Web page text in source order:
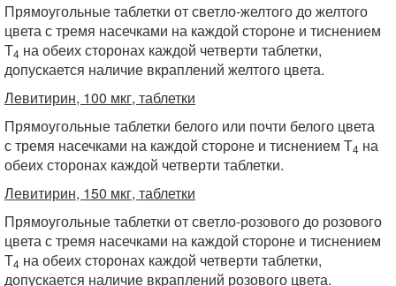
Прямоугольные таблетки от светло-желтого до желтого
цвета с тремя насечками на каждой стороне и тиснением
Т4 на обеих сторонах каждой четверти таблетки,
допускается наличие вкраплений желтого цвета.
Левитирин, 100 мкг, таблетки
Прямоугольные таблетки белого или почти белого цвета
с тремя насечками на каждой стороне и тиснением Т4 на
обеих сторонах каждой четверти таблетки.
Левитирин, 150 мкг, таблетки
Прямоугольные таблетки от светло-розового до розового
цвета с тремя насечками на каждой стороне и тиснением
Т4 на обеих сторонах каждой четверти таблетки,
допускается наличие вкраплений розового цвета.